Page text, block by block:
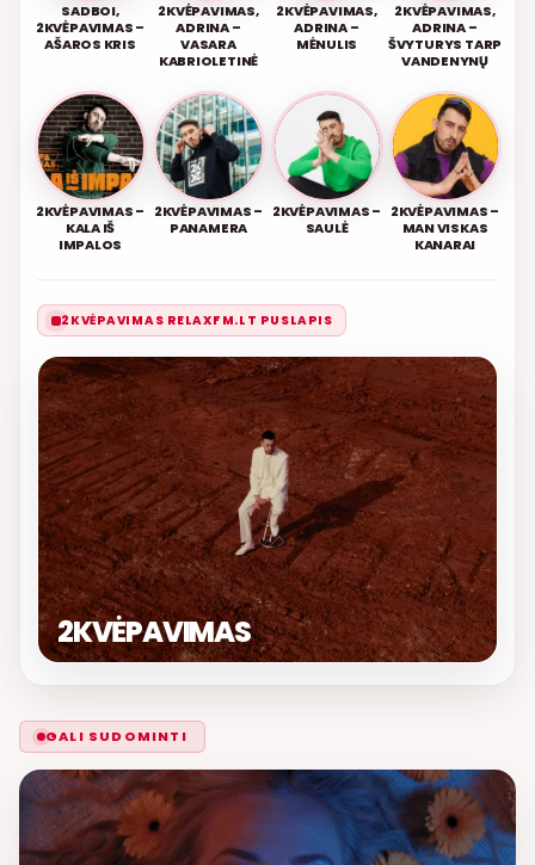
SADBOI,
2KVĖPAVIMAS –
AŠAROS KRIS
2KVĖPAVIMAS,
ADRINA –
VASARA
KABRIOLETINĖ
2KVĖPAVIMAS,
ADRINA –
MĖNULIS
2KVĖPAVIMAS,
ADRINA –
ŠVYTURYS TARP
VANDENYNŲ
2KVĖPAVIMAS –
KALA IŠ
IMPALOS
2KVĖPAVIMAS –
PANAMERA
2KVĖPAVIMAS –
SAULĖ
2KVĖPAVIMAS –
MAN VISKAS
KANARAI
2KVĖPAVIMAS RELAXFM.LT PUSLAPIS
2KVĖPAVIMAS
GALI SUDOMINTI